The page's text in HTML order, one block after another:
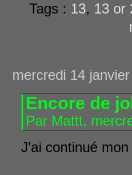
Tags : 13, 13 or
mercredi 14
Encore de
Par Mattt,
J'ai continué